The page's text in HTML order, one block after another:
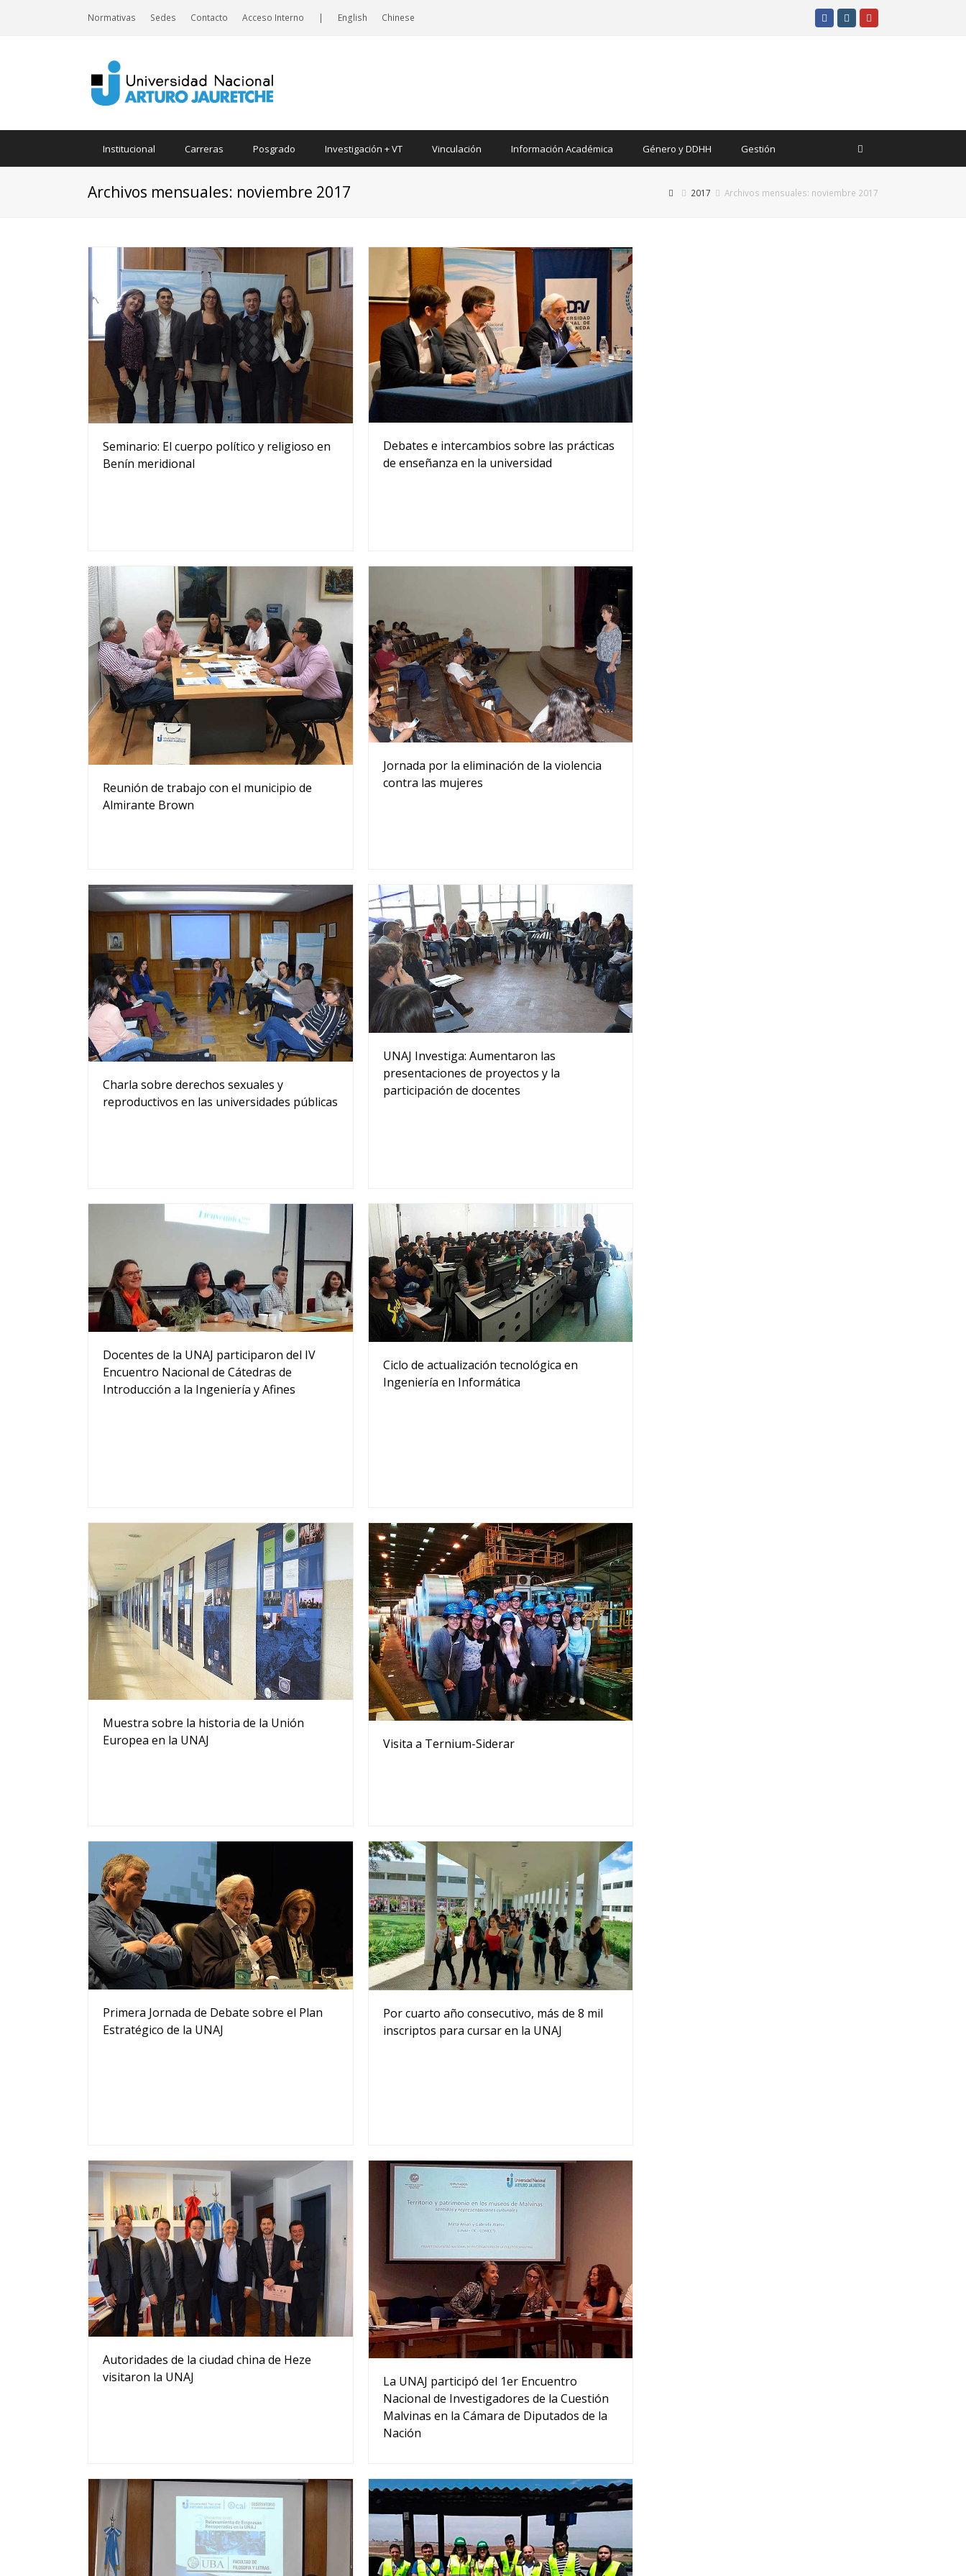
Normativas Sedes Contacto Acceso Interno | English Chinese FacebookInstagram
Institucional Carreras Posgrado Investigación + VT Vinculación Información Académica Género y DDHH Gestión
Archivos mensuales: noviembre 2017 2017 Archivos mensuales: noviembre 2017
Seminario: El cuerpo político y religioso en
Benín meridional
Debates e intercambios sobre las prácticas
de enseñanza en la universidad
Reunión de trabajo con el municipio de
Almirante Brown
Jornada por la eliminación de la violencia
contra las mujeres
Charla sobre derechos sexuales y
reproductivos en las universidades públicas
UNAJ Investiga: Aumentaron las
presentaciones de proyectos y la
participación de docentes
Docentes de la UNAJ participaron del IV
Encuentro Nacional de Cátedras de
Introducción a la Ingeniería y Afines
Ciclo de actualización tecnológica en
Ingeniería en Informática
Muestra sobre la historia de la Unión
Europea en la UNAJ
Visita a Ternium-Siderar
Primera Jornada de Debate sobre el Plan
Estratégico de la UNAJ
Por cuarto año consecutivo, más de 8 mil
inscriptos para cursar en la UNAJ
Autoridades de la ciudad china de Heze
visitaron la UNAJ
La UNAJ participó del 1er Encuentro
Nacional de Investigadores de la Cuestión
Malvinas en la Cámara de Diputados de la
Nación